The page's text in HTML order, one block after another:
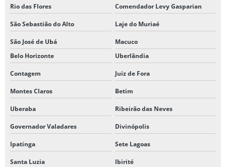
Rio das Flores Comendador Levy Gasparian
São Sebastião do Alto Laje do Muriaé
São José de Ubá
Macuco
Belo Horizonte
Uberlândia
Contagem Juiz de Fora
Montes Claros Betim
Uberaba Ribeirão das Neves
Governador Valadares Divinópolis
Ipatinga Sete Lagoas
Santa Luzia Ibirité